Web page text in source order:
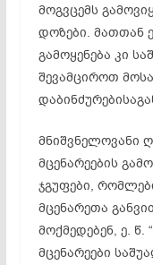
მოგვცემს
დოზები. მათთან
გამოყენება კი
შევამციროთ
მნიშვნელოვანი
მცენარეების
ჯგუფები,
მცენარეთა
მოქმედებენ, ე. წ.
მცენარეები